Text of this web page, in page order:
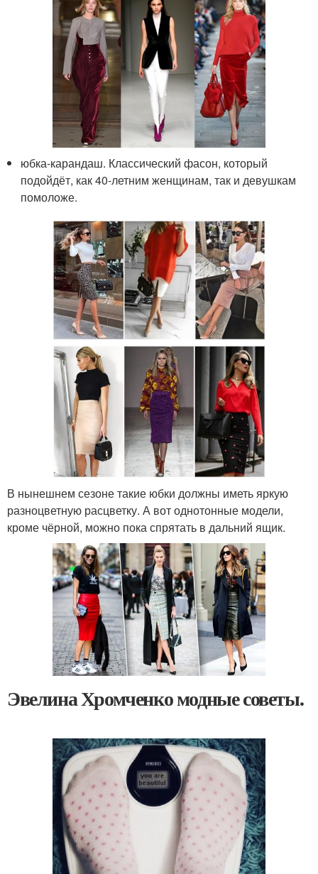
юбка-карандаш. Классический фасон, который
подойдёт, как 40-летним женщинам, так и девушкам
помоложе.
В нынешнем сезоне такие юбки должны иметь яркую
разноцветную расцветку. А вот однотонные модели,
кроме чёрной, можно пока спрятать в дальний ящик.
Эвелина Хромченко модные советы.